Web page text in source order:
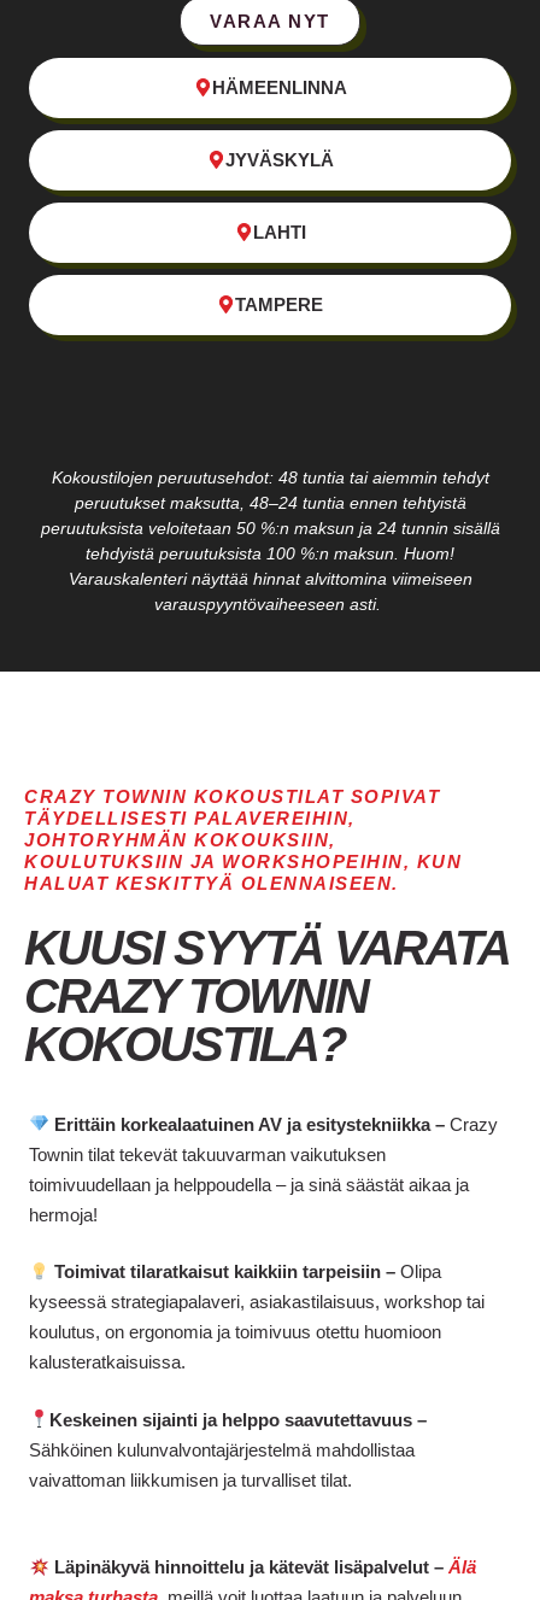
HÄMEENLINNA
JYVÄSKYLÄ
LAHTI
TAMPERE
VARAA NYT
Kokoustilojen peruutusehdot: 48 tuntia tai aiemmin tehdyt
peruutukset maksutta, 48–24 tuntia ennen tehtyistä
peruutuksista veloitetaan 50 %:n maksun ja 24 tunnin sisällä
tehdyistä peruutuksista 100 %:n maksun. Huom!
Varauskalenteri näyttää hinnat alvittomina viimeiseen
varauspyyntövaiheeseen asti.
CRAZY TOWNIN KOKOUSTILAT SOPIVAT
TÄYDELLISESTI PALAVEREIHIN,
JOHTORYHMÄN KOKOUKSIIN,
KOULUTUKSIIN JA WORKSHOPEIHIN, KUN
HALUAT KESKITTYÄ OLENNAISEEN.
KUUSI SYYTÄ VARATA
CRAZY TOWNIN
KOKOUSTILA?
Erittäin korkealaatuinen AV ja esitystekniikka –Crazy
Townin tilat tekevät takuuvarman vaikutuksen
toimivuudellaan ja helppoudella – ja sinä säästät aikaa ja
hermoja!
Toimivat tilaratkaisut kaikkiin tarpeisiin –Olipa
kyseessä strategiapalaveri, asiakastilaisuus, workshop tai
koulutus, on ergonomia ja toimivuus otettu huomioon
kalusteratkaisuissa.
Keskeinen sijainti ja helppo saavutettavuus –
Sähköinen kulunvalvontajärjestelmä mahdollistaa
vaivattoman liikkumisen ja turvalliset tilat.
Läpinäkyvä hinnoittelu ja kätevät lisäpalvelut – Älä